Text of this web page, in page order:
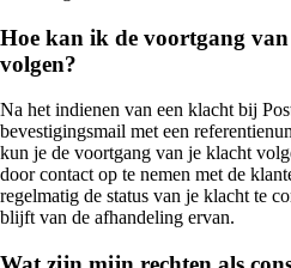
Hoe kan ik de voortgang
volgen?
Na het indienen van een klacht bij
bevestigingsmail met een
kun je de voortgang van je klacht
door contact op te nemen met de
regelmatig de status van je klacht te
blijft van de afhandeling ervan.